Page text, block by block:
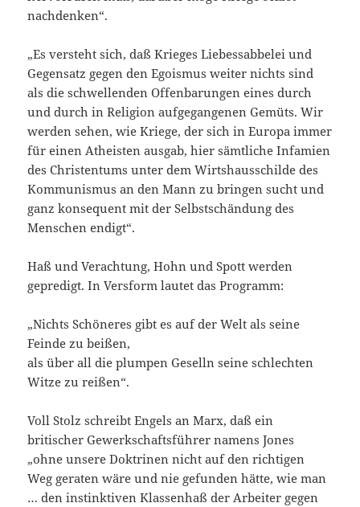
nachdenken“.
„Es versteht sich, daß Krieges Liebessabbelei und
Gegensatz gegen den Egoismus weiter nichts sind
als die schwellenden Offenbarungen eines durch
und durch in Religion aufgegangenen Gemüts. Wir
werden sehen, wie Kriege, der sich in Europa immer
für einen Atheisten ausgab, hier sämtliche Infamien
des Christentums unter dem Wirtshausschilde des
Kommunismus an den Mann zu bringen sucht und
ganz konsequent mit der Selbstschändung des
Menschen endigt“.
Haß und Verachtung, Hohn und Spott werden
gepredigt. In Versform lautet das Programm:
„Nichts Schöneres gibt es auf der Welt als seine
Feinde zu beißen,
als über all die plumpen Geselln seine schlechten
Witze zu reißen“.
Voll Stolz schreibt Engels an Marx, daß ein
britischer Gewerkschaftsführer namens Jones
„ohne unsere Doktrinen nicht auf den richtigen
Weg geraten wäre und nie gefunden hätte, wie man
… den instinktiven Klassenhaß der Arbeiter gegen